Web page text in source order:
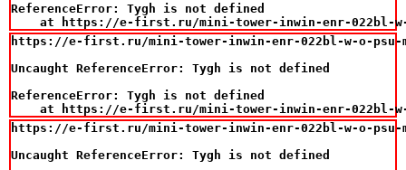
ReferenceError: Tygh is not defined
at https://e-first.ru/mini-tower-inwin-enr-022bl-
https://e-first.ru/mini-tower-inwin-enr-022bl-w-o-psu-
Uncaught ReferenceError: Tygh is not defined
ReferenceError: Tygh is not defined
at https://e-first.ru/mini-tower-inwin-enr-022bl-
https://e-first.ru/mini-tower-inwin-enr-022bl-w-o-psu-
Uncaught ReferenceError: Tygh is not defined